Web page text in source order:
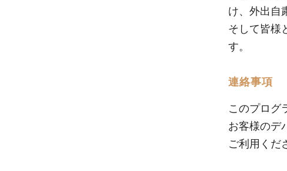
け、外出自
そして皆様
す。
連絡事項
このプログ
お客様のデ
ご利用くだ